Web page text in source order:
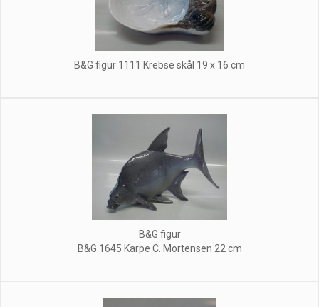
B&G figur 1111 Krebse skål 19 x 16 cm
B&G figur
B&G 1645 Karpe C. Mortensen 22 cm